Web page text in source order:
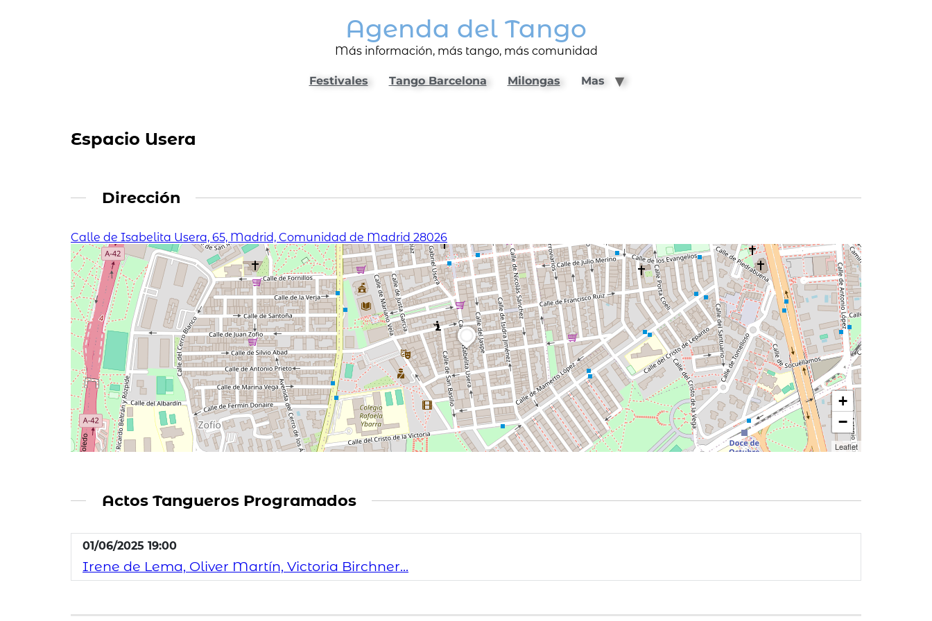
Agenda del Tango
Más información, más tango, más comunidad
Festivales Tango Barcelona Milongas Mas
Espacio Usera
Dirección
Calle de Isabelita Usera, 65, Madrid, Comunidad de Madrid 28026
+
−
Leaflet
Actos Tangueros Programados
01/06/2025 19:00
Irene de Lema, Oliver Martín, Victoria Birchner...